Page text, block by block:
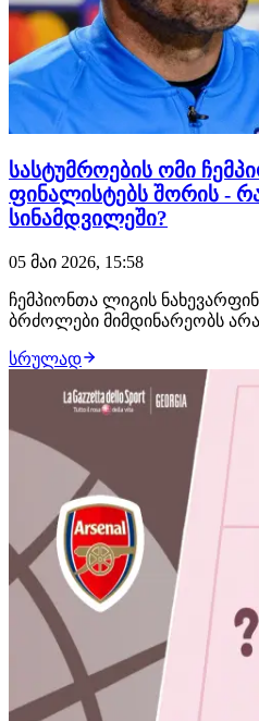
სასტუმროების ომი
ფინალისტებს შორის -
სინამდვილეში?
05 მაი 2026, 15:58
ჩემპიონთა ლიგის
ბრძოლები მიმდინარეობს
რიგში სახსენებელია ბაიერნ
სენ-ჟერმენს სასურველი
Infinity Hotel-ზე, სადაც პსჟ
სრულად